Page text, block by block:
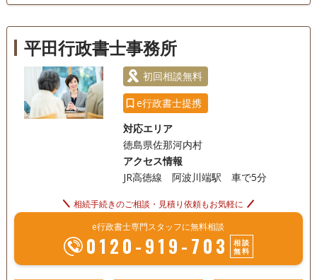
書士5名、土地家屋調査士2名が所属）と連携し、 相談者様の
お悩みに寄り添います。 相続のトラブルを抱える人や、生前
贈与・相続や遺言のことでお困りの方が専門家に相談しやす
いよう、初回の相談は無料です。60分から90分ほど時間をか
けてじっくり安心して話ができます。 ぜひお気軽にご相談く
任意後見
電話相談可 訪問可 土日相談可 初回相談無料
18時以降相談可 オンライン面談可 事務所面談可
平田行政書士事務所
初回相談無料
e行政書士提携
対応エリア
徳島県佐那河内村
アクセス情報
JR高徳線 阿波川端駅 車で5分
相続手続きのご相談・見積り依頼もお気軽に
e行政書士専門スタッフに無料相談
0120-919-703
相談
無料